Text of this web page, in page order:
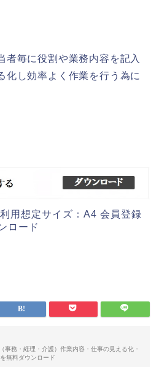
理・介護）作業内容・仕事の
かりやすい業務や仕事の分担
す。